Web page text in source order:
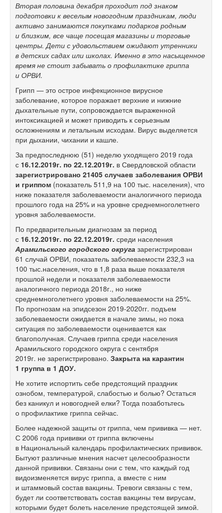
Вторая половина декабря проходит под знаком
подготовки к веселым новогодним праздникам, люди
активно занимаются покупками подарков родным
и близким, все чаще посещая магазины и торговые
центры. Дети с удовольствием ожидают утренники
в детских садах или школах. Именно в это насыщенное
время не стоит забывать о профилактике гриппа
и ОРВИ.
Грипп — это острое инфекционное вирусное
заболевание, которое поражает верхние и нижние
дыхательные пути, сопровождается выраженной
интоксикацией и может приводить к серьезным
осложнениям и летальным исходам. Вирус выделяется
при дыхании, чихании и кашле.
За предпоследнюю (51) неделю уходящего 2019 года
с 16.12.2019г. по 22.12.2019г. в Свердловской области
зарегистрировано 21405 случаев заболевания ОРВИ
и гриппом (показатель 511,9 на 100 тыс. населения), что
ниже показателя заболеваемости аналогичного периода
прошлого года на 25% и на уровне среднемноголетнего
уровня заболеваемости.
По предварительным диагнозам за период
с 16.12.2019г. по 22.12.2019г. среди населения
Арамильского городского округа зарегистрирован
61 случай ОРВИ, показатель заболеваемости 232,3 на
100 тыс.населения, что в 1,8 раза выше показателя
прошлой недели и показателя заболеваемости
аналогичного периода 2018г., но ниже
среднемноголетнего уровня заболеваемости на 25%.
По прогнозам на эпидсезон 2019-2020гг. подъем
заболеваемости ожидается в начале зимы, но пока
ситуация по заболеваемости оценивается как
благополучная. Случаев гриппа среди населения
Арамильского городского округа с сентября
2019г. не зарегистрировано. Закрыта на карантин
1 группа в 1 ДОУ.
Не хотите испортить себе предстоящий праздник
ознобом, температурой, слабостью и болью? Остаться
без каникул и новогодней елки? Тогда позаботьтесь
о профилактике гриппа сейчас.
Более надежной защиты от гриппа, чем прививка — нет.
С 2006 года прививки от гриппа включены
в Национальный календарь профилактических прививок.
Бытуют различные мнения насчет целесообразности
данной прививки. Связаны они с тем, что каждый год
видоизменяется вирус гриппа, а вместе с ним
и штаммовый состав вакцины. Тревоги связаны с тем,
будет ли соответствовать состав вакцины тем вирусам,
которыми будет болеть население предстоящей зимой.